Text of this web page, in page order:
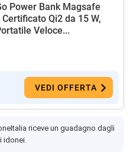
Power Bank Magsafe
Qi2 da 15 W,
Veloce...
VEDI OFFERTA
riceve un guadagno dagli
idonei.